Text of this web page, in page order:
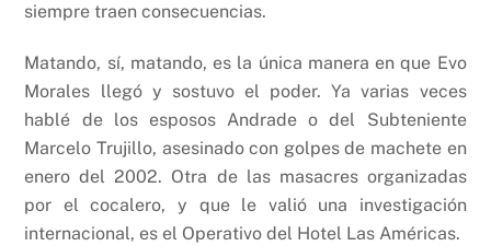
siempre traen consecuencias.
Matando, sí, matando, es la única manera en que Evo
Morales llegó y sostuvo el poder. Ya varias veces
hablé de los esposos Andrade o del Subteniente
Marcelo Trujillo, asesinado con golpes de machete en
enero del 2002. Otra de las masacres organizadas
por el cocalero, y que le valió una investigación
internacional, es el Operativo del Hotel Las Américas.